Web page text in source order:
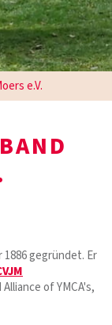
e.V.
1886 gegründet. Er
of YMCA's,